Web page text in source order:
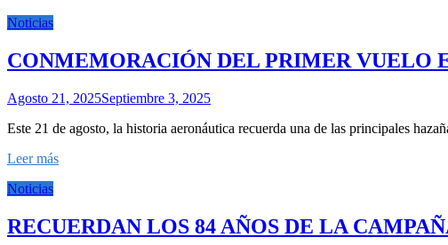
Noticias
CONMEMORACIÓN DEL PRIMER VUELO
Agosto 21, 2025Septiembre 3, 2025
Este 21 de agosto, la historia aeronáutica recuerda una de las principales
Leer más
Noticias
RECUERDAN LOS 84 AÑOS DE LA